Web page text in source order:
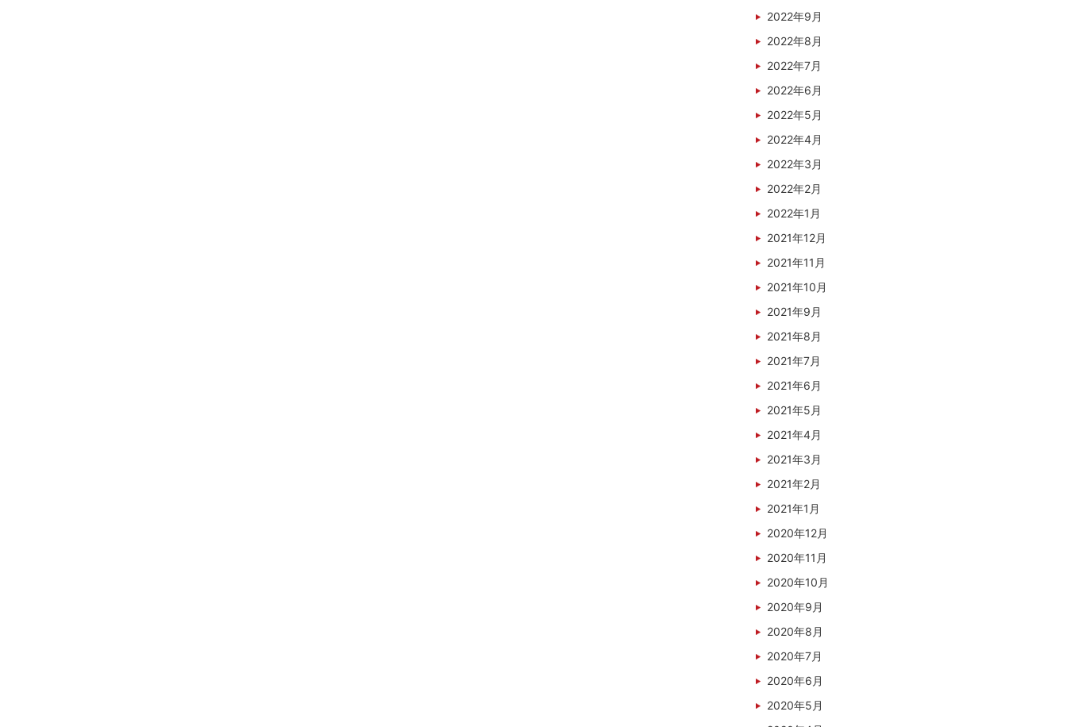
2022年9月
2022年8月
2022年7月
2022年6月
2022年5月
2022年4月
2022年3月
2022年2月
2022年1月
2021年12月
2021年11月
2021年10月
2021年9月
2021年8月
2021年7月
2021年6月
2021年5月
2021年4月
2021年3月
2021年2月
2021年1月
2020年12月
2020年11月
2020年10月
2020年9月
2020年8月
2020年7月
2020年6月
2020年5月